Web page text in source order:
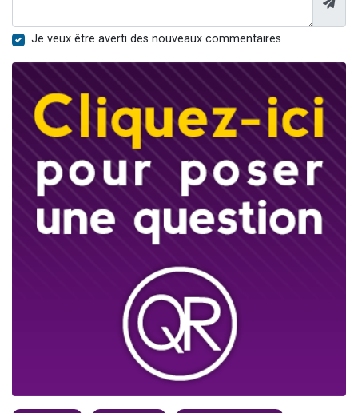
Je veux être averti des nouveaux commentaires